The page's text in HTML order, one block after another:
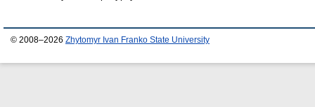
© 2008–2026 Zhytomyr Ivan Franko State University